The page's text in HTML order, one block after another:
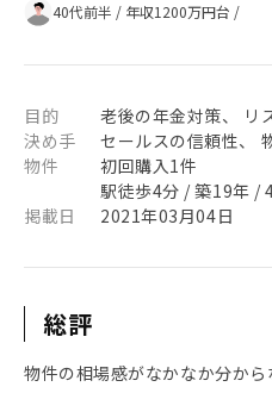
40代前半 / 年収1200万円台 /
目的
老後の年金対策、 リ
決め手
セールスの信頼性、
物件
初回購入1件
駅徒歩4分 / 築19年 /
掲載日
2021年03月04日
総評
物件の相場感がなかなか分から